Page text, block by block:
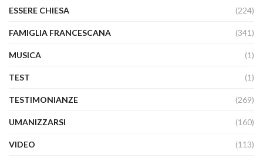
ESSERE CHIESA (224)
FAMIGLIA FRANCESCANA (341)
MUSICA (1)
TEST (1)
TESTIMONIANZE (269)
UMANIZZARSI (160)
VIDEO (113)